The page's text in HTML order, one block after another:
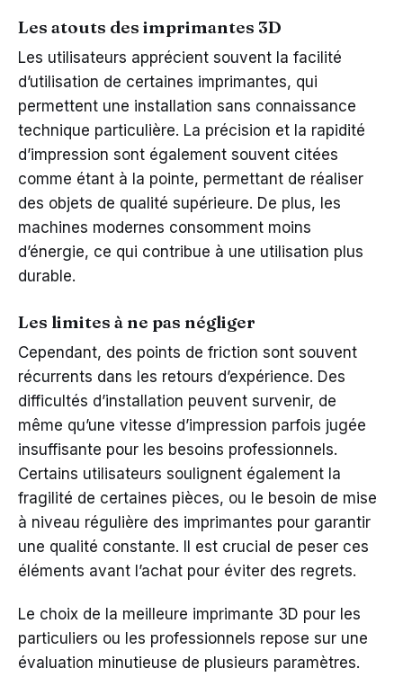
Les atouts des imprimantes 3D
Les utilisateurs apprécient souvent la facilité
d’utilisation de certaines imprimantes, qui
permettent une installation sans connaissance
technique particulière. La précision et la rapidité
d’impression sont également souvent citées
comme étant à la pointe, permettant de réaliser
des objets de qualité supérieure. De plus, les
machines modernes consomment moins
d’énergie, ce qui contribue à une utilisation plus
durable.
Les limites à ne pas négliger
Cependant, des points de friction sont souvent
récurrents dans les retours d’expérience. Des
difficultés d’installation peuvent survenir, de
même qu’une vitesse d’impression parfois jugée
insuffisante pour les besoins professionnels.
Certains utilisateurs soulignent également la
fragilité de certaines pièces, ou le besoin de mise
à niveau régulière des imprimantes pour garantir
une qualité constante. Il est crucial de peser ces
éléments avant l’achat pour éviter des regrets.
Le choix de la meilleure imprimante 3D pour les
particuliers ou les professionnels repose sur une
évaluation minutieuse de plusieurs paramètres.